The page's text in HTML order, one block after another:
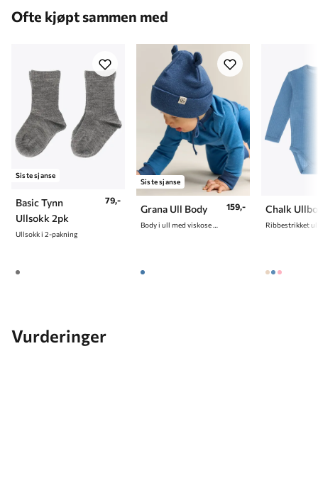
6 år 116 cm
8 år 128 cm
134 cm
10 år 140 cm
Ofte kjøpt sammen med
Siste sjanse
Basic Tynn
Ullsokk 2pk
Ullsokk i 2-pakning
79,-
Siste sjanse
Grana Ull Body
Body i ull med viskose på innsiden
159,- Chalk
Vurderinger